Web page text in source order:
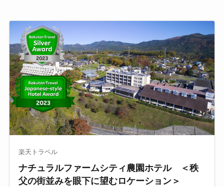
楽天トラベル
ナチュラルファームシティ農園ホテル ＜秩
父の街並みを眼下に望むロケーション＞